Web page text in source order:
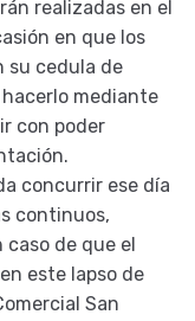
realizadas en el
en que los
su cedula de
mediante
con poder
concurrir ese día
continuos,
caso de que el
este lapso de
San